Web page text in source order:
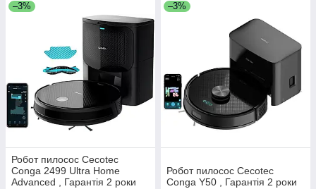
–3%
Робот пилосос Cecotec
Conga 2499 Ultra Home
Advanced , Гарантія 2 роки
–3%
Робот пилосос Cecotec
Conga Y50 , Гарантія 2 роки